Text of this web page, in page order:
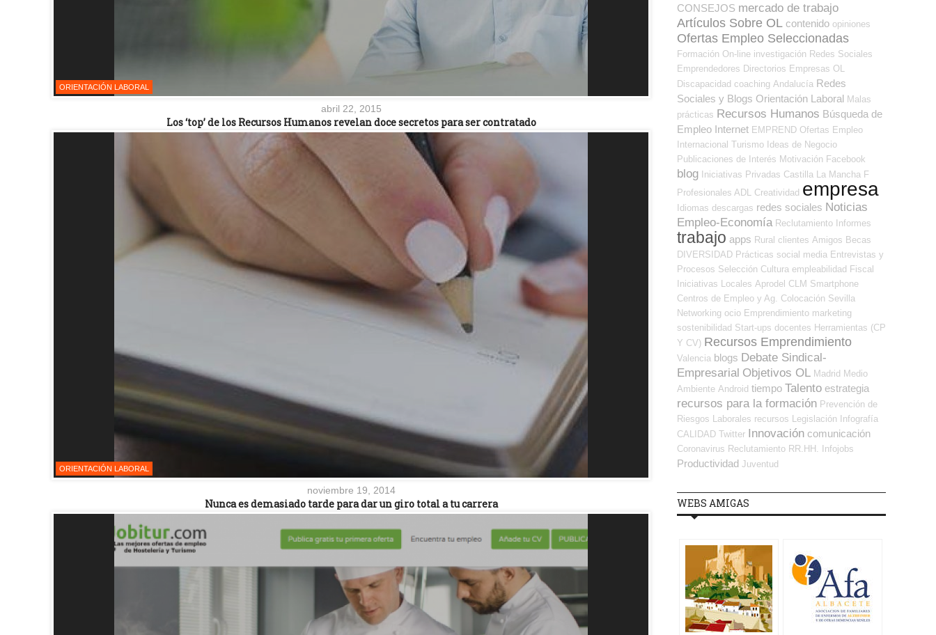
ORIENTACIÓN LABORAL
abril 22, 2015
Los ‘top’ de los Recursos Humanos revelan doce secretos para ser contratado
ORIENTACIÓN LABORAL
noviembre 19, 2014
Nunca es demasiado tarde para dar un giro total a tu carrera
CONSEJOS mercado de trabajo
Artículos Sobre OL contenido opiniones
Ofertas Empleo Seleccionadas
Formación On-line investigación Redes Sociales
Emprendedores Directorios Empresas OL
Discapacidad coaching Andalucía Redes
Sociales y Blogs Orientación Laboral Malas
prácticas Recursos Humanos Búsqueda de
Empleo Internet EMPREND Ofertas Empleo
Internacional Turismo Ideas de Negocio
Publicaciones de Interés Motivación Facebook
blog Iniciativas Privadas Castilla La Mancha F
Profesionales ADL
Creatividad empresa
Idiomas descargas redes sociales Noticias
Empleo-Economía Reclutamiento Informes
trabajo apps Rural clientes Amigos Becas
DIVERSIDAD Prácticas social media Entrevistas y
Procesos Selección Cultura empleabilidad Fiscal
Iniciativas Locales Aprodel CLM Smartphone
Centros de Empleo y Ag. Colocación Sevilla
Networking ocio Emprendimiento marketing
sostenibilidad Start-ups docentes Herramientas (CP
Y CV) Recursos Emprendimiento
Valencia blogs Debate Sindical-
Empresarial Objetivos OL Madrid Medio
Ambiente Android tiempo Talento estrategia
recursos para la formación Prevención de
Riesgos Laborales recursos Legislación
Infografía
CALIDAD Twitter Innovación comunicación
Coronavirus Reclutamiento RR.HH. Infojobs
Productividad Juventud
WEBS AMIGAS